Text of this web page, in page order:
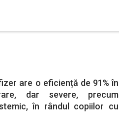
are o eficiență de 91% în
dar severe, precum
în rândul copiilor cu